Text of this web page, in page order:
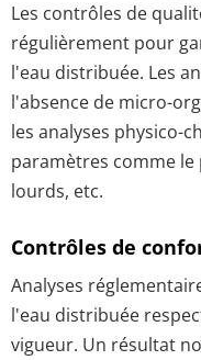
Les contrôles de
régulièrement pour
l'eau distribuée. Les
l'absence de micro-
les analyses physico-
paramètres comme le
lourds, etc.
Contrôles de
Analyses
l'eau distribuée
vigueur. Un résultat